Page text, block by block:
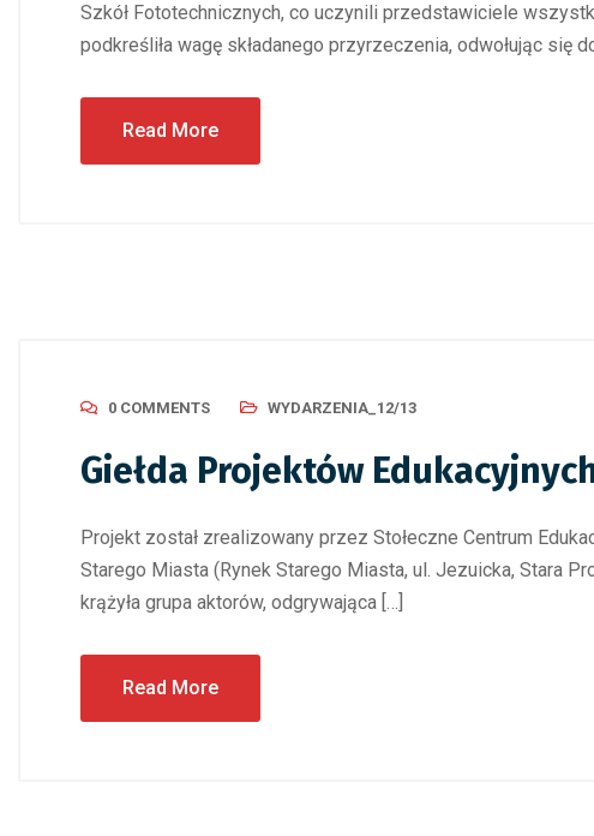
Szkół Fototechnicznych, co uczynili przedstawiciele
podkreśliła wagę składanego przyrzeczenia, odwołując się
Read More
0 COMMENTS WYDARZENIA_12/13
Giełda Projektów
Projekt został zrealizowany przez Stołeczne Centrum
Starego Miasta (Rynek Starego Miasta, ul. Jezuicka, Stara
krążyła grupa aktorów, odgrywająca […]
Read More